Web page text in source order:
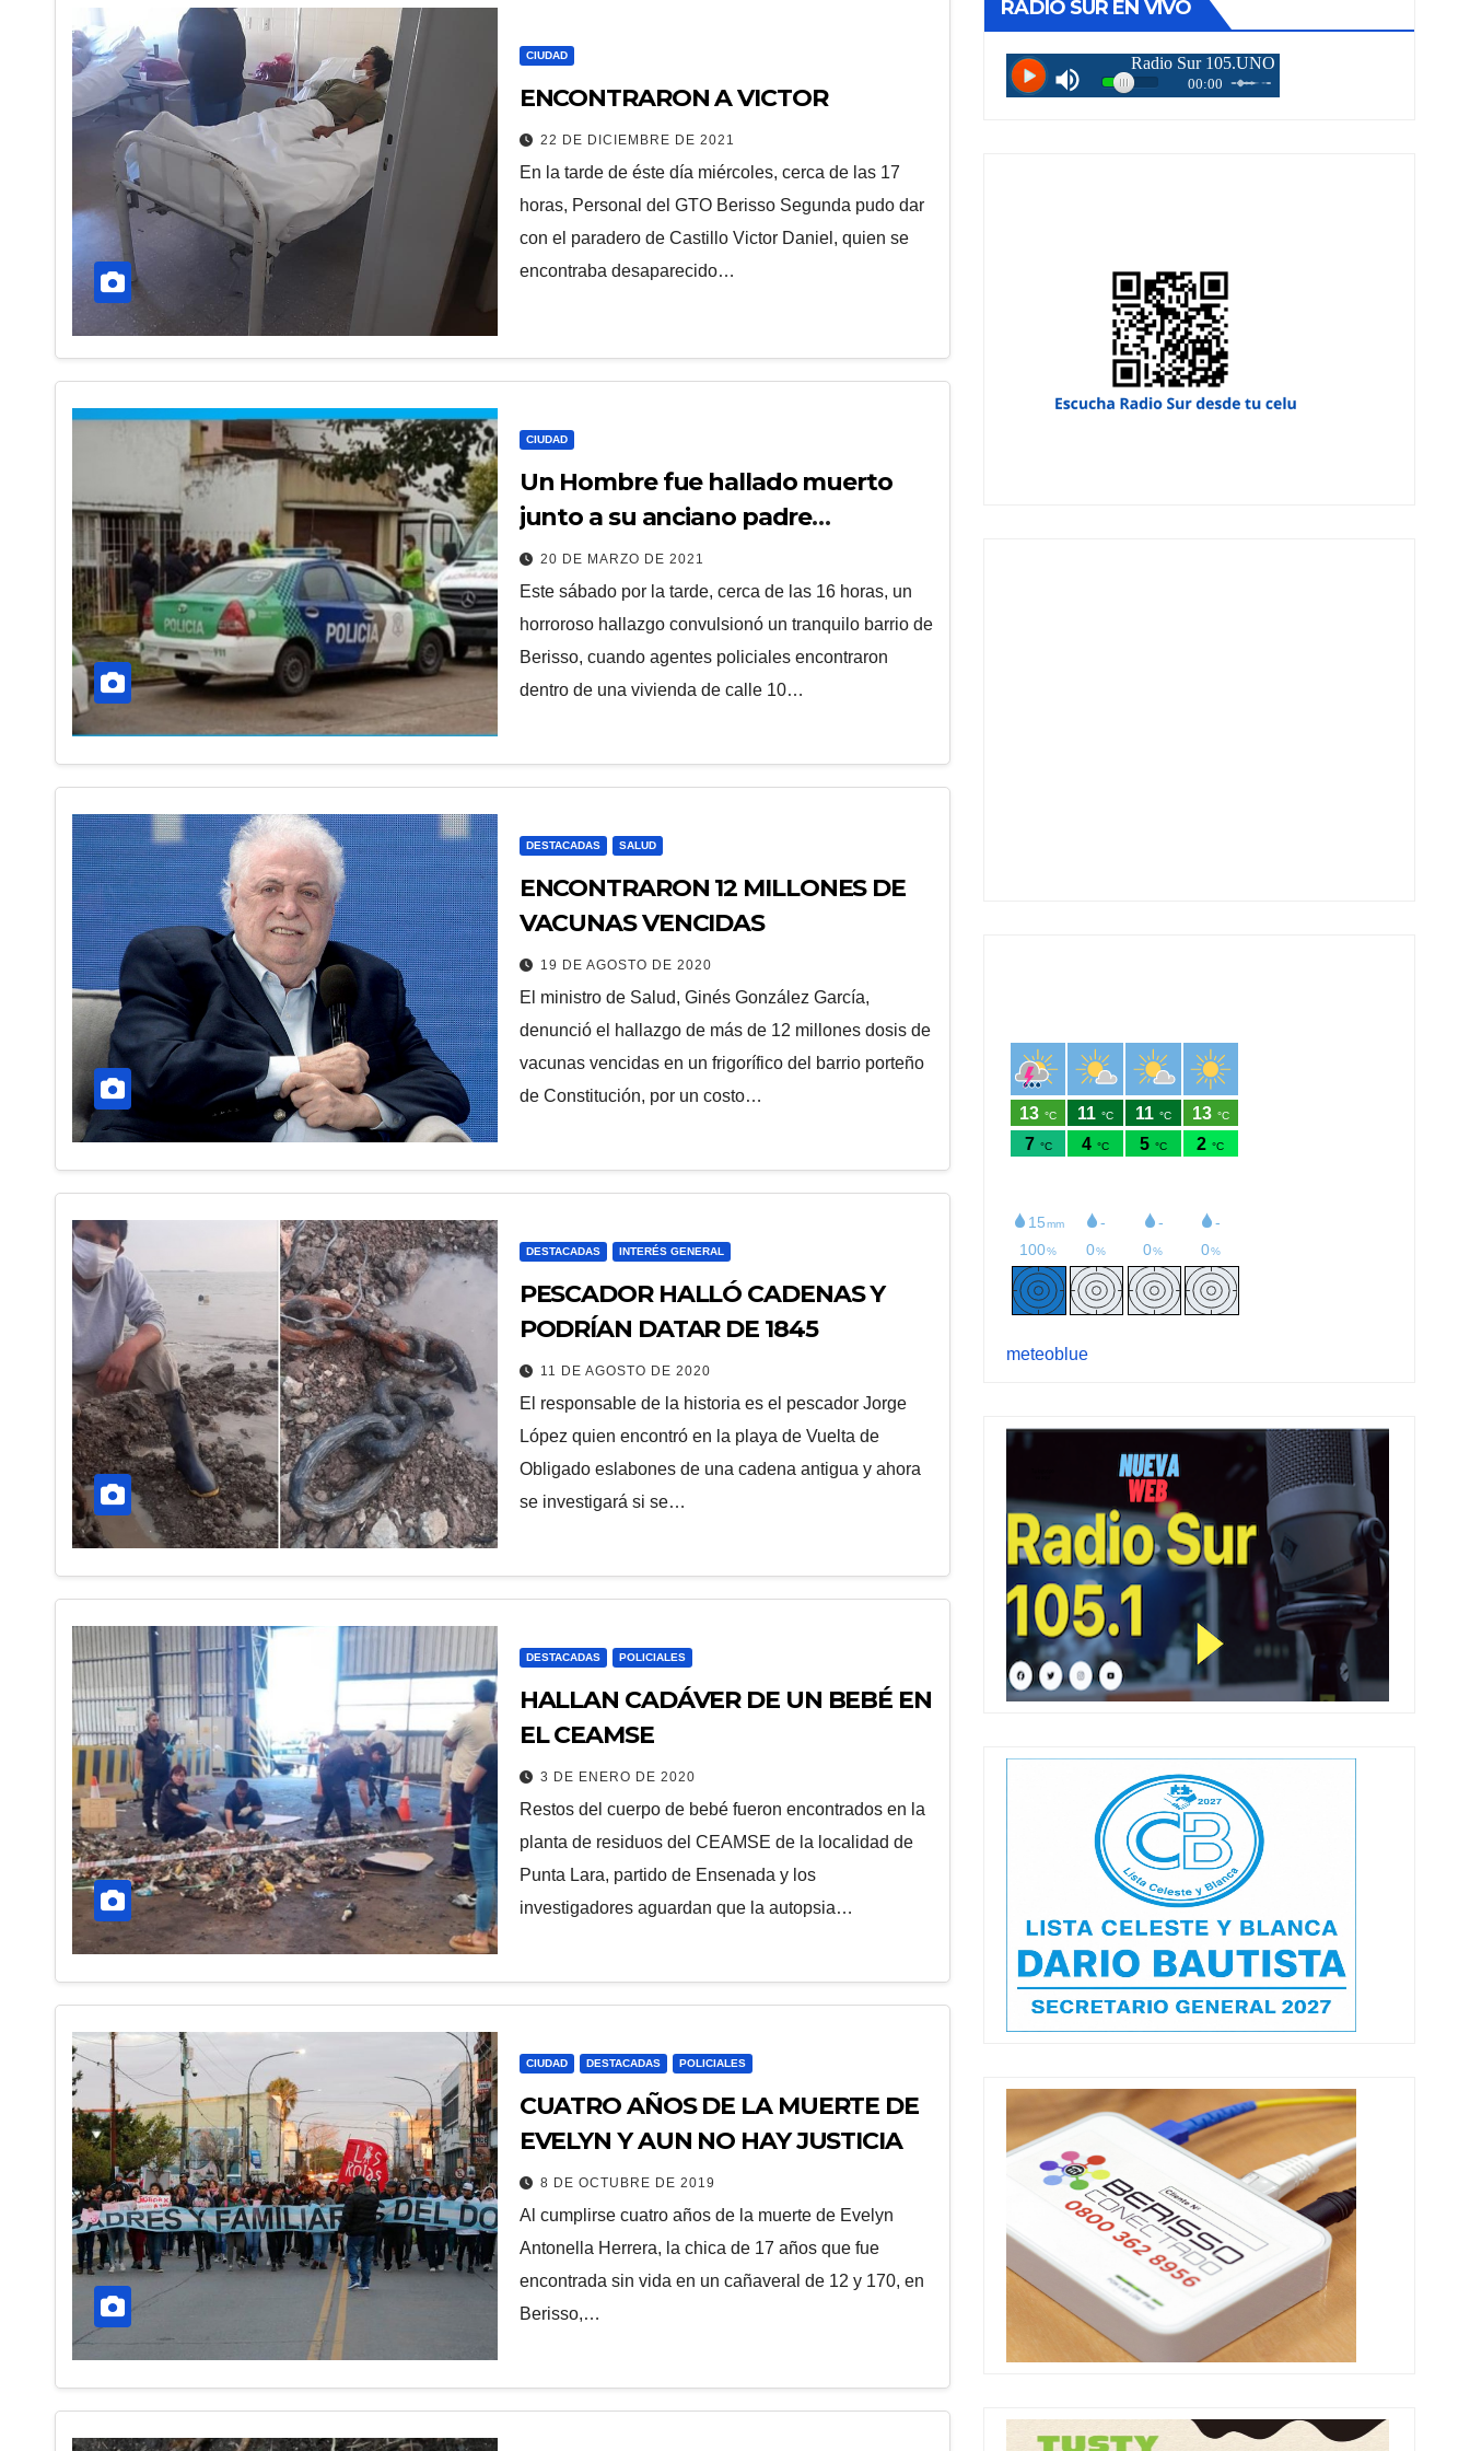
CIUDAD
ENCONTRARON A VICTOR
22 DE DICIEMBRE DE 2021
En la tarde de éste día miércoles, cerca de las 17
horas, Personal del GTO Berisso Segunda pudo dar
con el paradero de Castillo Victor Daniel, quien se
encontraba desaparecido…
CIUDAD
Un Hombre fue hallado muerto
junto a su anciano padre
deshidratado
20 DE MARZO DE 2021
Este sábado por la tarde, cerca de las 16 horas, un
horroroso hallazgo convulsionó un tranquilo barrio de
Berisso, cuando agentes policiales encontraron
dentro de una vivienda de calle 10…
DESTACADAS SALUD
ENCONTRARON 12 MILLONES DE
VACUNAS VENCIDAS
19 DE AGOSTO DE 2020
El ministro de Salud, Ginés González García,
denunció el hallazgo de más de 12 millones dosis de
vacunas vencidas en un frigorífico del barrio porteño
de Constitución, por un costo…
DESTACADAS INTERÉS GENERAL
PESCADOR HALLÓ CADENAS Y
PODRÍAN DATAR DE 1845
11 DE AGOSTO DE 2020
El responsable de la historia es el pescador Jorge
López quien encontró en la playa de Vuelta de
Obligado eslabones de una cadena antigua y ahora
se investigará si se…
DESTACADAS POLICIALES
HALLAN CADÁVER DE UN BEBÉ EN
EL CEAMSE
3 DE ENERO DE 2020
Restos del cuerpo de bebé fueron encontrados en la
planta de residuos del CEAMSE de la localidad de
Punta Lara, partido de Ensenada y los
investigadores aguardan que la autopsia…
CIUDAD DESTACADAS POLICIALES
CUATRO AÑOS DE LA MUERTE DE
EVELYN Y AUN NO HAY JUSTICIA
8 DE OCTUBRE DE 2019
Al cumplirse cuatro años de la muerte de Evelyn
Antonella Herrera, la chica de 17 años que fue
encontrada sin vida en un cañaveral de 12 y 170, en
Berisso,…
RADIO SUR EN VIVO
meteoblue